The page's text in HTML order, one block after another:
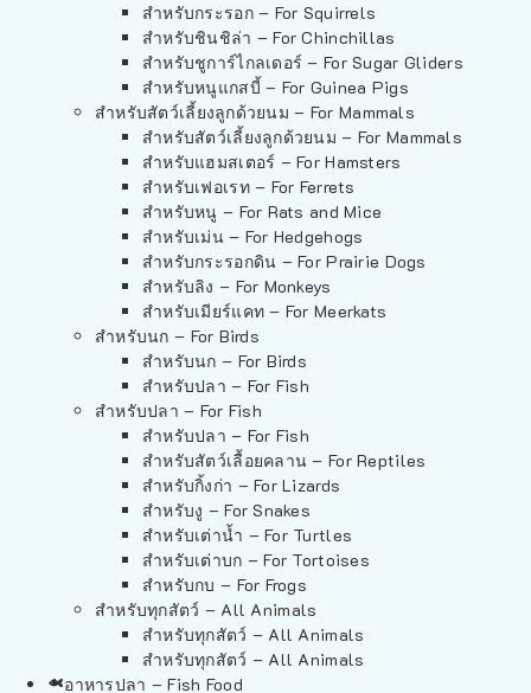
สำหรับกระรอก – For Squirrels
สำหรับชินชิล่า – For Chinchillas
สำหรับชูการ์ไกลเดอร์ – For Sugar Gliders
สำหรับหนูแกสบี้ – For Guinea Pigs
สำหรับสัตว์เลี้ยงลูกด้วยนม – For Mammals
สำหรับสัตว์เลี้ยงลูกด้วยนม – For Mammals
สำหรับแฮมสเตอร์ – For Hamsters
สำหรับเฟอเรท – For Ferrets
สำหรับหนู – For Rats and Mice
สำหรับเม่น – For Hedgehogs
สำหรับกระรอกดิน – For Prairie Dogs
สำหรับลิง – For Monkeys
สำหรับเมียร์แคท – For Meerkats
สำหรับนก – For Birds
สำหรับนก – For Birds
สำหรับปลา – For Fish
สำหรับปลา – For Fish
สำหรับปลา – For Fish
สำหรับสัตว์เลื้อยคลาน – For Reptiles
สำหรับกิ้งก่า – For Lizards
สำหรับงู – For Snakes
สำหรับเต่าน้ำ – For Turtles
สำหรับเต่าบก – For Tortoises
สำหรับกบ – For Frogs
สำหรับทุกสัตว์ – All Animals
สำหรับทุกสัตว์ – All Animals
สำหรับทุกสัตว์ – All Animals
อาหารปลา – Fish Food